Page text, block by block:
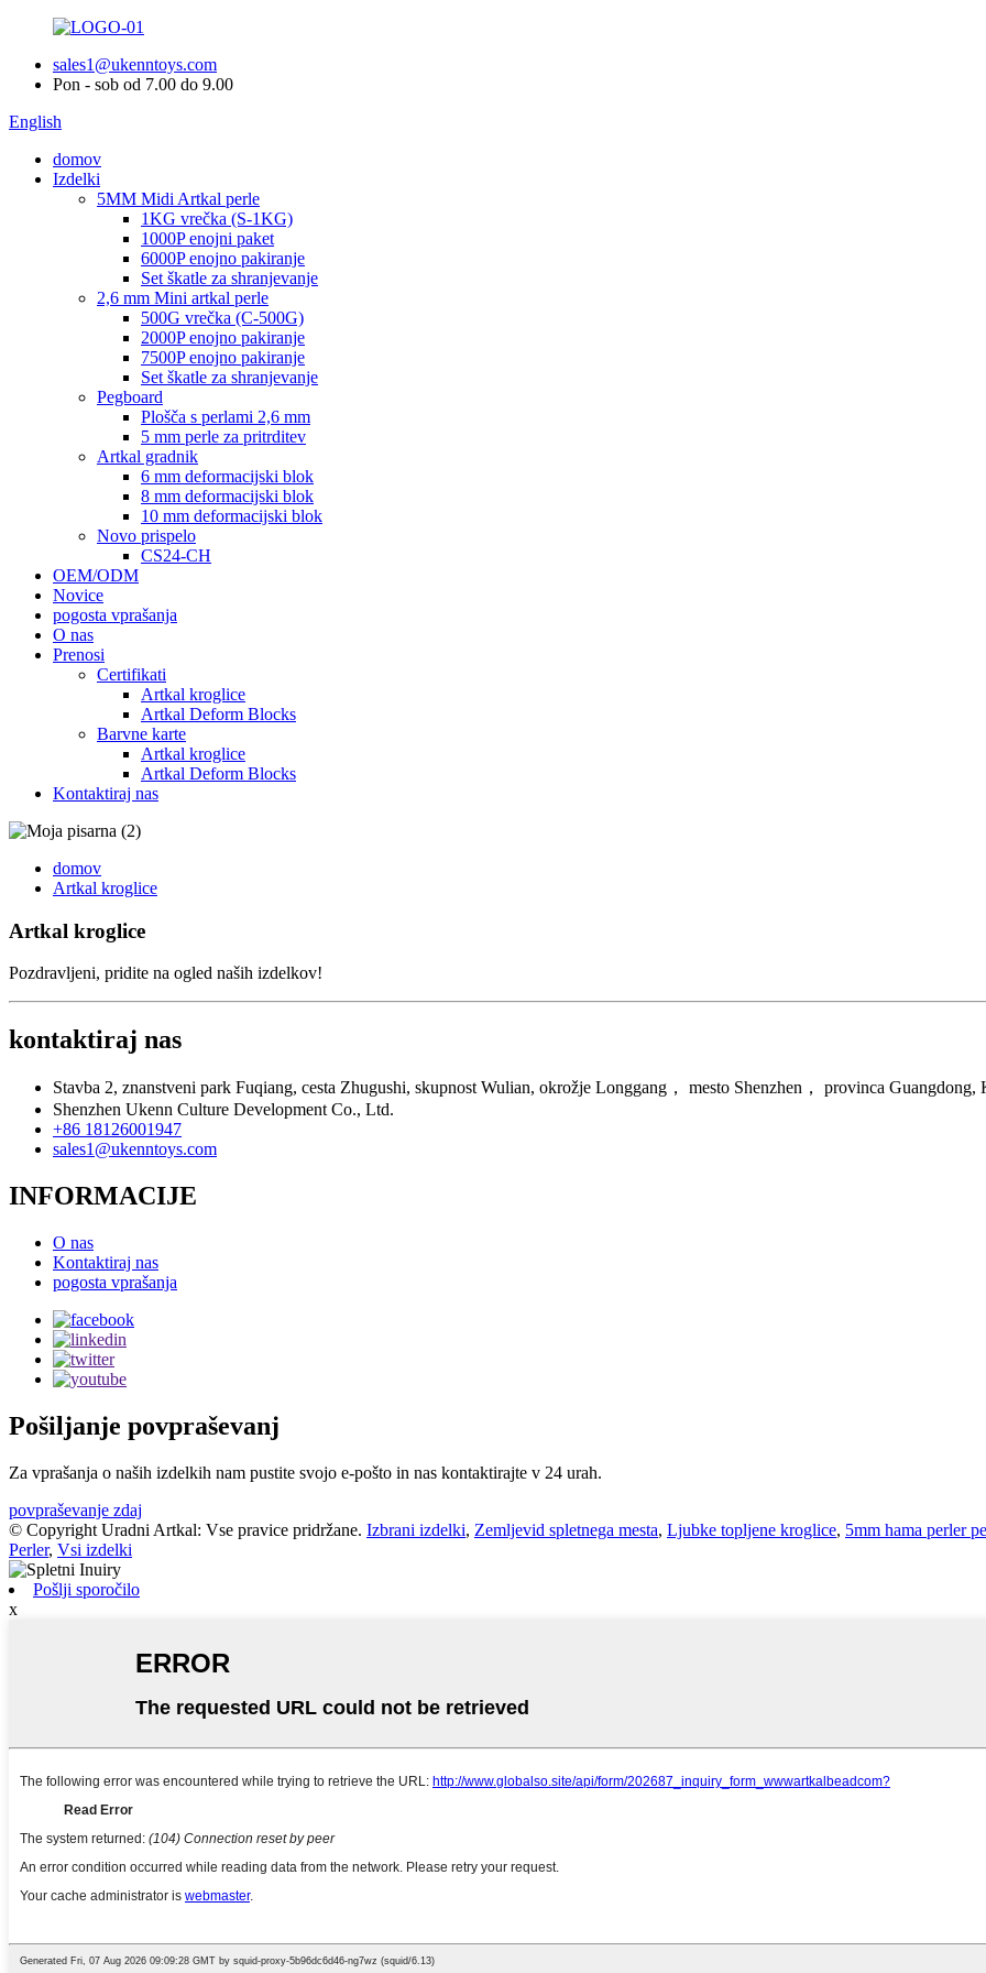
sales1@ukenntoys.com
Pon - sob od 7.00 do 9.00
English
domov
Izdelki
5MM Midi Artkal perle
1KG vrečka (S-1KG)
1000P enojni paket
6000P enojno pakiranje
Set škatle za shranjevanje
2,6 mm Mini artkal perle
500G vrečka (C-500G)
2000P enojno pakiranje
7500P enojno pakiranje
Set škatle za shranjevanje
Pegboard
Plošča s perlami 2,6 mm
5 mm perle za pritrditev
Artkal gradnik
6 mm deformacijski blok
8 mm deformacijski blok
10 mm deformacijski blok
Novo prispelo
CS24-CH
OEM/ODM
Novice
pogosta vprašanja
O nas
Prenosi
Certifikati
Artkal kroglice
Artkal Deform Blocks
Barvne karte
Artkal kroglice
Artkal Deform Blocks
Kontaktiraj nas
domov
Artkal kroglice
Artkal kroglice
Pozdravljeni, pridite na ogled naših izdelkov!
kontaktiraj nas
Stavba 2, znanstveni park Fuqiang, cesta Zhugushi, skupnost Wulian, okrožje Longgang， mesto Shenzhen， provinca Guangdong,
Shenzhen Ukenn Culture Development Co., Ltd.
+86 18126001947
sales1@ukenntoys.com
INFORMACIJE
O nas
Kontaktiraj nas
pogosta vprašanja
Pošiljanje povpraševanj
Za vprašanja o naših izdelkih nam pustite svojo e-pošto in nas kontaktirajte v 24 urah.
povpraševanje zdaj
© Copyright Uradni Artkal: Vse pravice pridržane. Izbrani izdelki, Zemljevid spletnega mesta, Ljubke topljene kroglice, 5mm hama perler
Perler, Vsi izdelki
Pošlji sporočilo
x